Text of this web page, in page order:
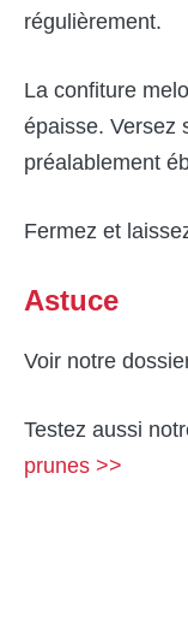
régulièrement.
La confiture
épaisse. Versez
préalablement
Fermez et
Astuce
Voir notre
Testez aussi
prunes >>